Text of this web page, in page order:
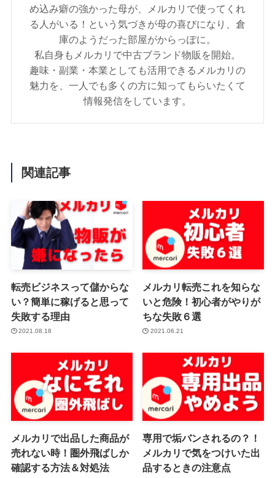
め込み癖の強かった母が、メルカリで使ってくれ
る人がいる！という気づきが母の喜びになり、倉
庫のようだった部屋がからっぽに。
私自身もメルカリで中古ブランド物販を開始。
趣味・副業・本業としても活用できるメルカリの
魅力を、一人でも多くの方に知ってもらいたくて
情報発信をしています。
関連記事
転売ビジネスって儲からな
い？簡単に稼げると思って
失敗する理由
2021.08.18
メルカリ転売これを知らな
いと危険！初心者がやりが
ちな失敗６選
2021.06.21
メルカリで出品した商品が
売れない時！圏外飛ばしか
確認する方法＆対処法
専用で垢バンされるの？！
メルカリで気をつけいた出
品するときの注意点